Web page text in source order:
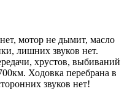
мотор не дымит, масло
лишних звуков нет.
хрустов, выбиваний
Ходовка перебрана в
звуков нет!